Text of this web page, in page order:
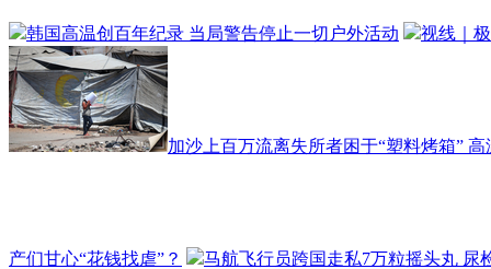
韩国高温创百年纪录 当局警告停止一切户外活动 视线｜
加沙上百万流离失所者困于“塑料烤箱”
产们甘心“花钱找虐”？ 马航飞行员跨国走私7万粒摇头丸 尿